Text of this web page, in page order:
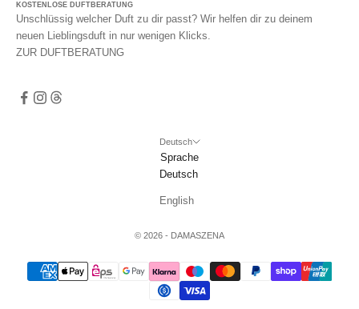
KOSTENLOSE DUFTBERATUNG
Unschlüssig welcher Duft zu dir passt? Wir helfen dir zu deinem
neuen Lieblingsduft in nur wenigen Klicks.
ZUR DUFTBERATUNG
Deutsch
Sprache
Deutsch
English
© 2026 - DAMASZENA